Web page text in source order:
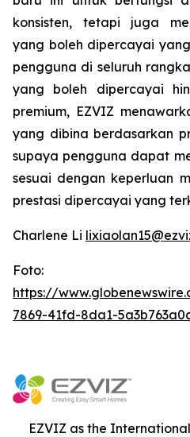
konsisten, tetapi juga
yang boleh dipercayai
pengguna di seluruh
yang boleh dipercayai
premium, EZVIZ
yang dibina berdasarkan
supaya pengguna dapat
sesuai dengan keperluan
prestasi dipercayai yang
Charlene Li
Foto:
https://
7869-41fd-8da1-
EZVIZ as the